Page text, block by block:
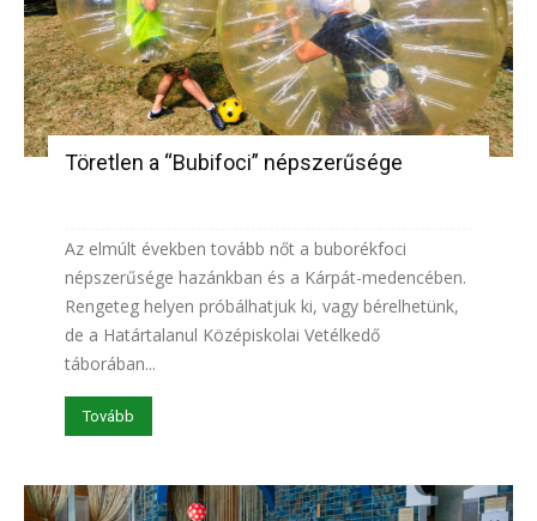
Töretlen a “Bubifoci” népszerűsége
Az elmúlt években tovább nőt a buborékfoci
népszerűsége hazánkban és a Kárpát-medencében.
Rengeteg helyen próbálhatjuk ki, vagy bérelhetünk,
de a Határtalanul Középiskolai Vetélkedő
táborában...
Tovább